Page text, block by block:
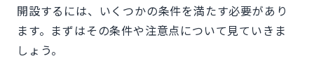
開設するには、いくつかの条件を満たす必要があり
ます。まずはその条件や注意点について見ていきま
しょう。